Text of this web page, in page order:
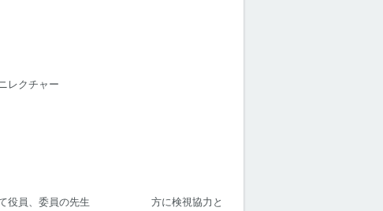
レクチャー
にて役員、委員の先生 方に検視協力と